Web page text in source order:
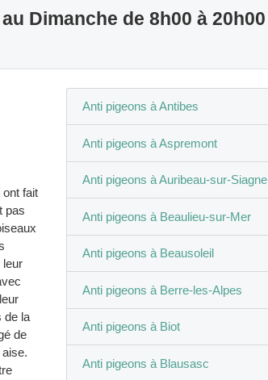
Dimanche de 8h00 à 20h00
fait
pas
leur
de la
de
Anti pigeons à Antibes
Anti pigeons à Aspremont
Anti pigeons à Auribeau-sur-Siagne
Anti pigeons à Beaulieu-sur-Mer
Anti pigeons à Beausoleil
Anti pigeons à Berre-les-Alpes
Anti pigeons à Biot
Anti pigeons à Blausasc